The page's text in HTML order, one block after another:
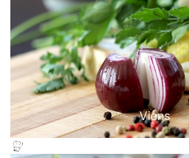
Viens